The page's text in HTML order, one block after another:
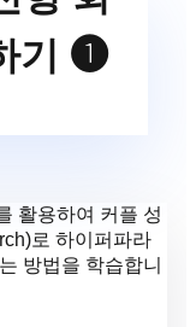
기 ❶
활용하여 커플 성
로 하이퍼파라
방법을 학습합니